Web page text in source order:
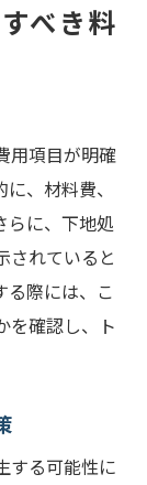
べき料
用項目が明確
、材料費、
らに、下地処
されていると
る際には、こ
を確認し、ト
する可能性に